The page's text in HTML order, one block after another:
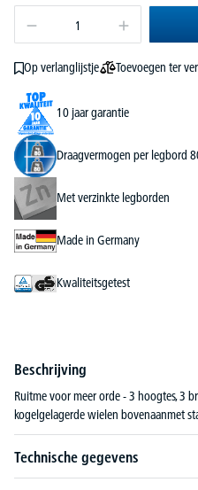
Op verlanglijstje Toevoegen ter
10 jaar garantie
Draagvermogen per legbord
Met verzinkte legborden
Made in Germany
Kwaliteitsgetest
Beschrijving
Ruitme voor meer orde - 3 hoogtes, 3
kogelgelagerde wielen bovenaanmet
Technische gegevens